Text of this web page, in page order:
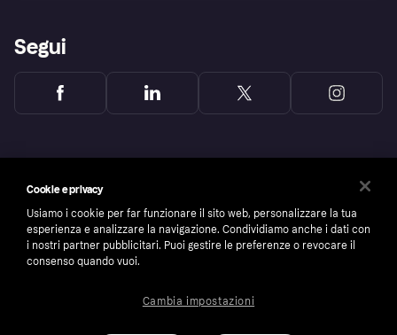
Segui
Cookie e privacy
Usiamo i cookie per far funzionare il sito web, personalizzare la tua
esperienza e analizzare la navigazione. Condividiamo anche i dati con
i nostri partner pubblicitari. Puoi gestire le preferenze o revocare il
consenso quando vuoi.
Cambia impostazioni